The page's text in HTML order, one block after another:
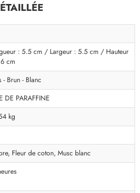
: 5.5 cm / Largeur : 5.5 cm / Hauteur
cm
- Brun - Blanc
DE PARAFFINE
kg
Fleur de coton, Musc blanc